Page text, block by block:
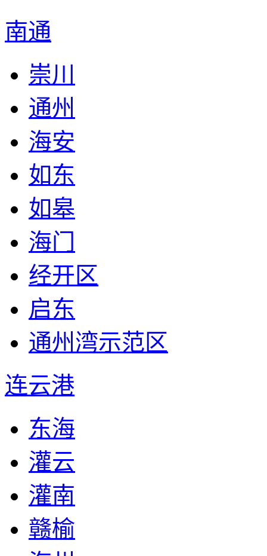
南通
崇川
通州
海安
如东
如皋
海门
经开区
启东
通州湾示范区
连云港
东海
灌云
灌南
赣榆